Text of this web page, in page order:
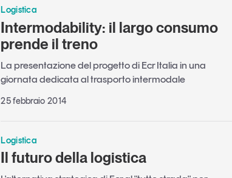
Logistica
Intermodability: il largo consumo
prende il treno
La presentazione del progetto di Ecr Italia in una
giornata dedicata al trasporto intermodale
25 febbraio 2014
Logistica
Il futuro della logistica